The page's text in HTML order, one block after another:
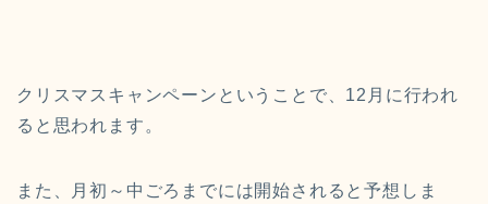
クリスマスキャンペーンということで、12月に行われ
ると思われます。
また、月初～中ごろまでには開始されると予想しま